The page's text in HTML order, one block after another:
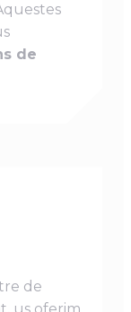
de
de
us oferim